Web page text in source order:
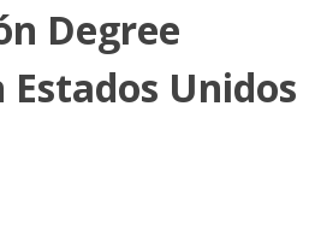
Degree
Unidos